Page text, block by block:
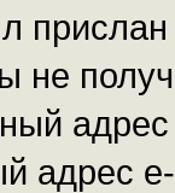
не
адрес